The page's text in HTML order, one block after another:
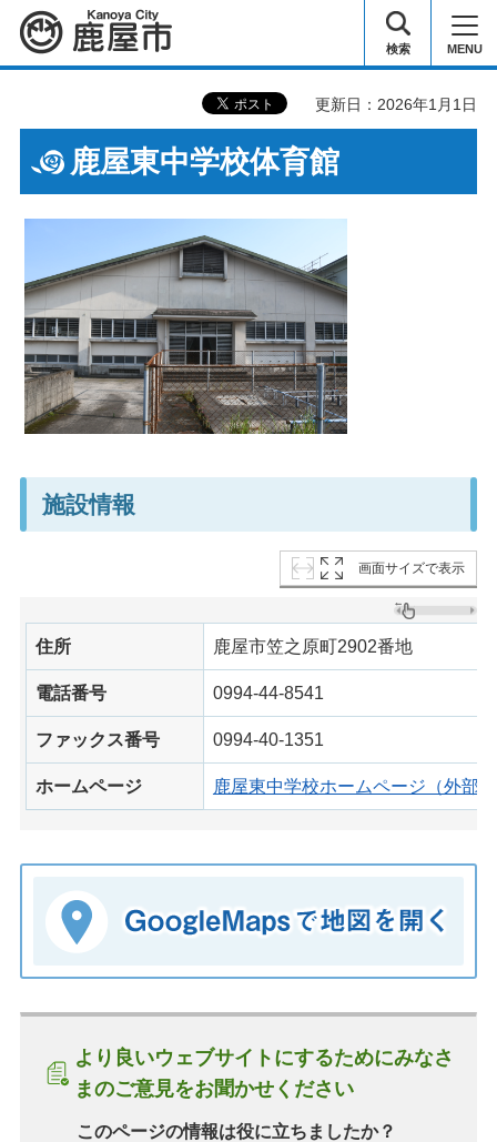
鹿屋市 検索 MENU
更新日：2026年1月1日
鹿屋東中学校体育館
施設情報
画面サイズで表示
住所 鹿屋市笠之原町2902番地
電話番号 0994-44-8541
ファックス番号 0994-40-1351
ホームページ 鹿屋東中学校ホームページ（外部
より良いウェブサイトにするためにみなさ
まのご意見をお聞かせください
このページの情報は役に立ちましたか？